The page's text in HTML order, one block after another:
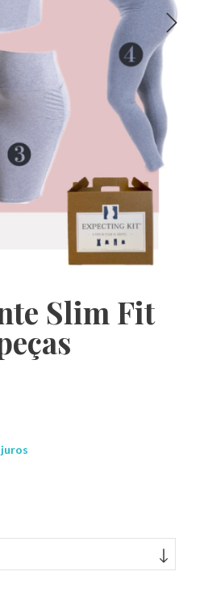
Slim Fit